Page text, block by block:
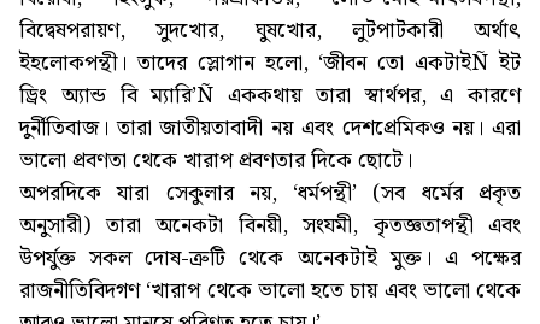
বিদ্বেষপরায়ণ, সুদখোর, ঘুষখোর, লুটপাটকারী অর্থাৎ
ইহলোকপন্থী। তাদের স্লোগান হলো, ‘জীবন তো একটাইÑ ইট
ড্রিং অ্যান্ড বি ম্যারি’Ñ এককথায় তারা স্বার্থপর, এ কারণে
দুর্নীতিবাজ। তারা জাতীয়তাবাদী নয় এবং দেশপ্রেমিকও নয়। এরা
ভালো প্রবণতা থেকে খারাপ প্রবণতার দিকে ছোটে।
অপরদিকে যারা সেকুলার নয়, ‘ধর্মপন্থী’ (সব ধর্মের প্রকৃত
অনুসারী) তারা অনেকটা বিনয়ী, সংযমী, কৃতজ্ঞতাপন্থী এবং
উপর্যুক্ত সকল দোষ-ত্রুটি থেকে অনেকটাই মুক্ত। এ পক্ষের
রাজনীতিবিদগণ ‘খারাপ থেকে ভালো হতে চায় এবং ভালো থেকে